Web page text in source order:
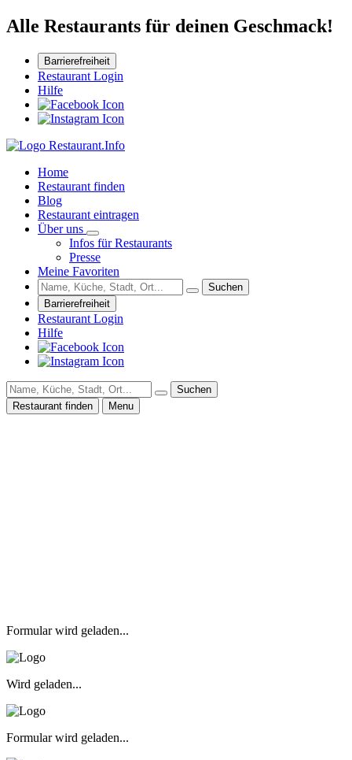
Alle Restaurants für deinen Geschmack!
Barrierefreiheit
Restaurant Login
Hilfe
Home
Restaurant finden
Blog
Restaurant eintragen
Über uns
Infos für Restaurants
Presse
Meine Favoriten
Suchen
Barrierefreiheit
Restaurant Login
Hilfe
Suchen
Restaurant finden
Menu
Formular wird geladen...
Wird geladen...
Formular wird geladen...